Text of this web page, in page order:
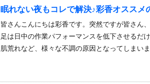
眠れない夜もコレで解決♪彩香オススメ
皆さんこんにちは彩香です。突然ですが皆さん
足は日中の作業パフォーマンスを低下させるだ
肌荒れなど、様々な不調の原因となってしまい